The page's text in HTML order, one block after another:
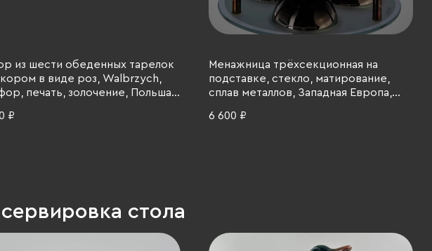
из шести обеденных тарелок
в виде роз, Walbrzych,
печать, золочение, Польша,
₽
Менажница трёхсекционная на
подставке, стекло, матирование,
сплав металлов, Западная Европа,
6 600 ₽
стола